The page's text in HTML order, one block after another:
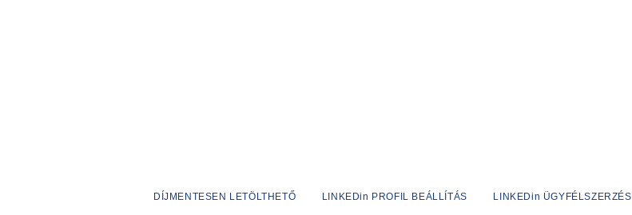
DÍJMENTESEN LETÖLTHETŐ LINKEDin PROFIL BEÁLLÍTÁS LINKEDin ÜGYFÉLSZERZÉS